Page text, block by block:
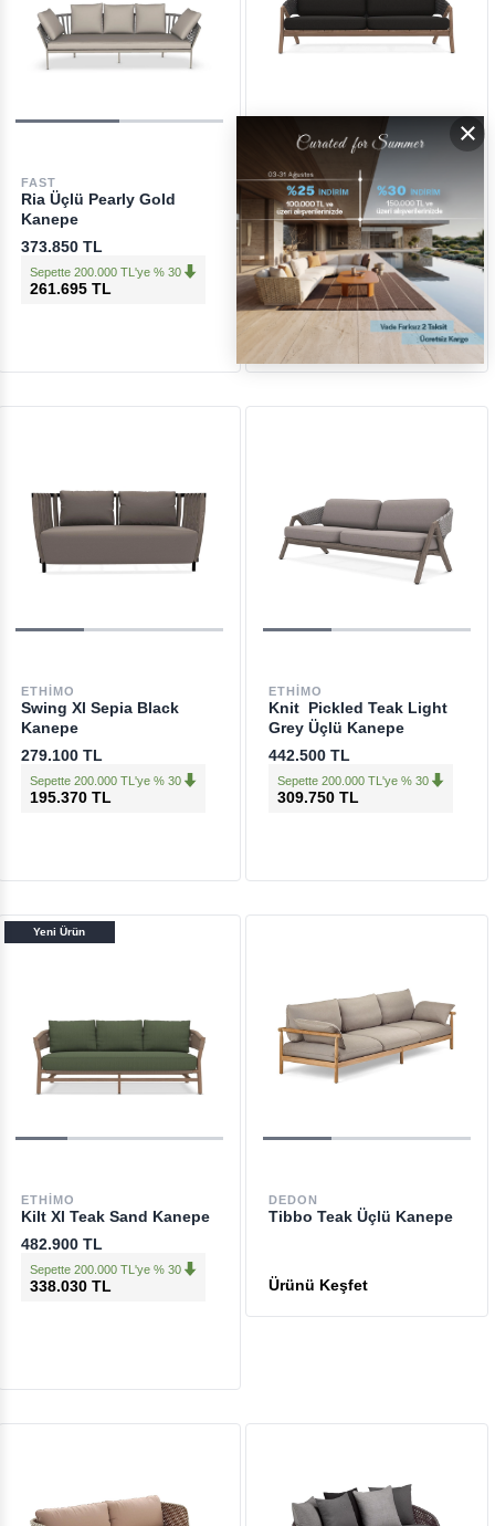
FAST
Ria Üçlü Pearly Gold
Kanepe
373.850 TL
Sepette 200.000 TL'ye % 30
261.695 TL
ETHIMO
Knit Teak Lava Grey Üçlü
Kanepe
433.200 TL
Sepette 200.000 TL'ye % 30
303.240 TL
ETHIMO
Swing Xl Sepia Black
Kanepe
279.100 TL
Sepette 200.000 TL'ye % 30
195.370 TL
ETHIMO
Knit Pickled Teak Light
Grey Üçlü Kanepe
442.500 TL
Sepette 200.000 TL'ye % 30
309.750 TL
ETHIMO
Kilt Xl Teak Sand Kanepe
482.900 TL
Sepette 200.000 TL'ye % 30
338.030 TL
Yeni Ürün
DEDON
Tibbo Teak Üçlü Kanepe
×